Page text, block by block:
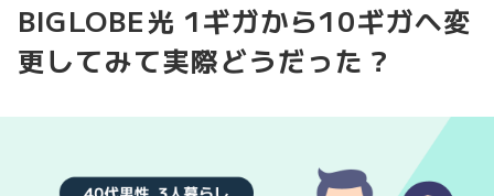
BIGLOBE光 1ギガから10ギガへ変
更してみて実際どうだった？